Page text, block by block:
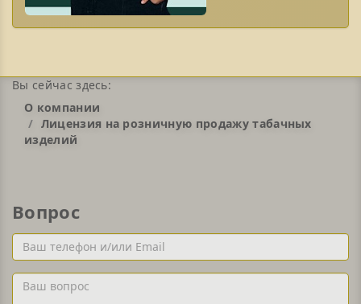
Вы сейчас здесь:
О компании
Лицензия на розничную продажу табачных
изделий
Вопрос
Ваш
телефон
и/
или
Ваш
вопрос